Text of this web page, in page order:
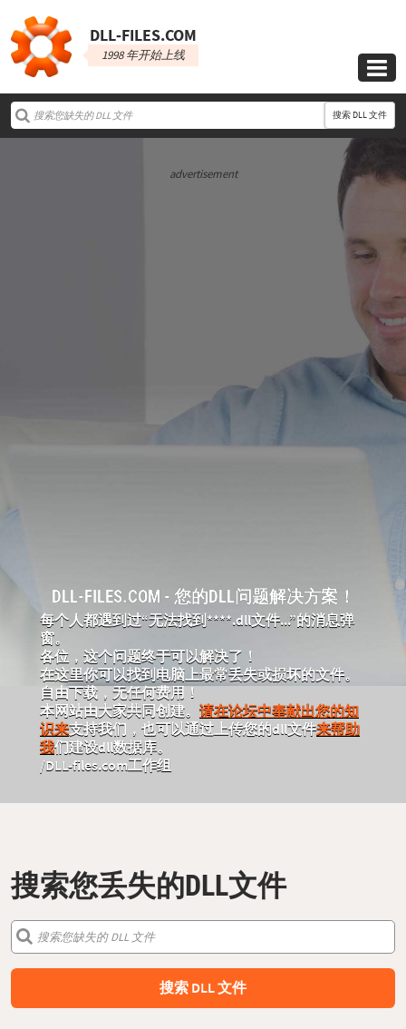
DLL‑FILES.COM
1998 年开始上线

搜索 DLL 文件
advertisement
DLL-FILES.COM - 您的DLL问题解决方案！
每个人都遇到过“无法找到****.dll文件...”的消息弹
窗。
各位，这个问题终于可以解决了！
在这里你可以找到电脑上最常丢失或损坏的文件。
自由下载，无任何费用！
本网站由大家共同创建。 请在论坛中奉献出您的知
识来支持我们，也可以通过上传您的dll文件来帮助
我们建设dll数据库。
/DLL-files.com工作组
搜索您丢失的DLL文件
搜索 DLL 文件